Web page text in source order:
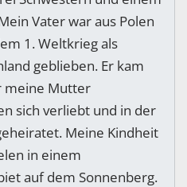
Vater war aus Polen
1. Weltkrieg als
geblieben. Er kam
meine Mutter
sich verliebt und in der
Meine Kindheit
in einem
auf dem Sonnenberg.